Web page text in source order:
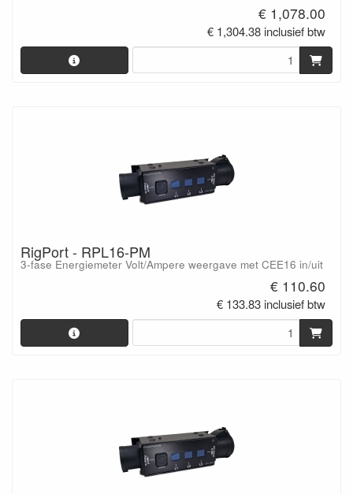
€ 1,078.00
€ 1,304.38 inclusief btw
RigPort - RPL16-PM
3-fase Energiemeter Volt/Ampere weergave met CEE16 in/uit
€ 110.60
€ 133.83 inclusief btw